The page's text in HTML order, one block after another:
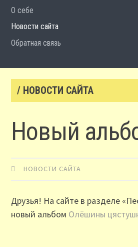
О себе
Новости сайта
Обратная связь
/ НОВОСТИ САЙТА
Новый
НОВОСТИ САЙТА
Друзья! На сайте в разделе
новый альбом Олёшины